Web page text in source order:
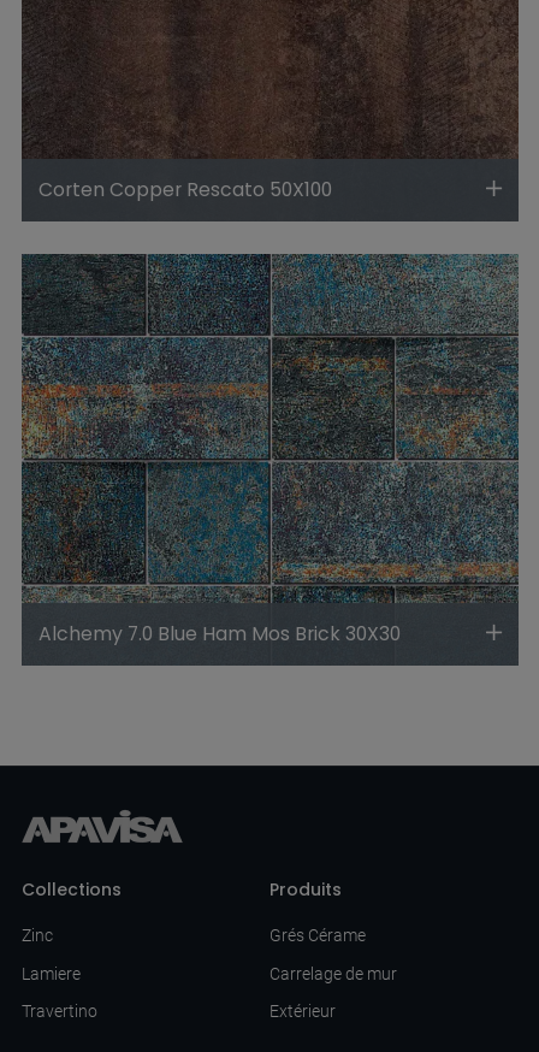
Corten Copper Rescato 50X100
Alchemy 7.0 Blue Ham Mos Brick 30X30
Collections
Zinc
Lamiere
Travertino
Produits
Grés Cérame
Carrelage de mur
Extérieur